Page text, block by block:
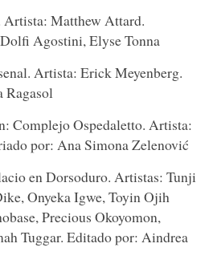
Artista: Matthew Attard.
Agostini, Elyse Tonna
Artista: Erick Meyenberg.
Ragasol
Complejo Ospedaletto. Artista:
por: Ana Simona Zelenović
en Dorsoduro. Artistas: Tunji
Onyeka Igwe, Toyin Ojih
Precious Okoyomon,
Tuggar. Editado por: Aindrea